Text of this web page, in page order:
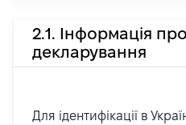
2.1. Інформація
декларування
Для ідентифікації в